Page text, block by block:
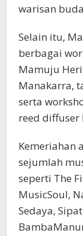
warisan
Selain itu,
berbagai
Mamuju
Manakarra,
serta
reed diffuser
Kemeriahan
sejumlah
seperti The
MusicSoul,
Sedaya,